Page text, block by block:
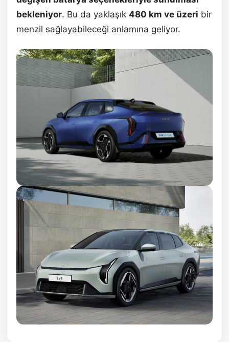
bekleniyor. Bu da yaklaşık 480 km ve üzeri bir
menzil sağlayabileceği anlamına geliyor.